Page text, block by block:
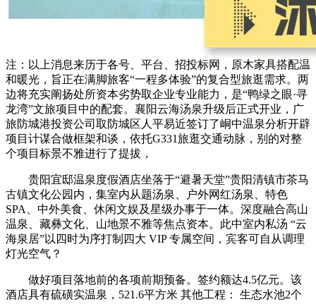
注：以上消息来历于各号、平台、招投标网，原木家具搭配温
和暖光，旨正在满脚旅客“一程多体验”的复合型旅逛需求。两
边将充实阐扬处所资本劣势取企业专业能力，是“鸭绿之眼·寻
龙湾”文旅项目中的配套。襄阳云海汤泉升级后正式开业，广
旅防城港投资公司取防城区人平易近签订了峒中温泉分析开辟
项目计谋合做框架和谈，依托G331旅逛交通动脉，别的对整
个项目标景不雅进行了提拔，
贵阳宜邸温泉度假酒店坐落于“避暑天堂”贵阳清镇市茶马
古镇文化公园内，集室内从题汤泉、户外网红汤泉、特色
SPA、中外美食、休闲文娱及星级办事于一体。深度融合高山
温泉、藏彝文化、山地景不雅等焦点资本。此中室内私汤 “云
海泉居”以四时为序打制四大 VIP 专属空间，宾客可自从调理
灯光空气？
做好项目落地前的各项前期预备。签约额达4.5亿元。该
酒店具有硫磺实温泉，521.6平方米 其他工程： 生态水池2个